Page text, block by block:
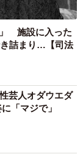
」 施設に入った
詰まり…【司法
芸人オダウエダ
「マジで」